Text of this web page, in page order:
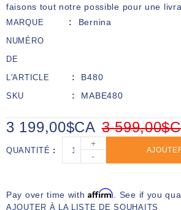
faisons tout notre possible pour une
MARQUE Bernina
NUMÉRO
DE
L'ARTICLE
B480
SKU MABE480
3
3 199,00$CA
QUANTITÉ
+
-
Pay over time withAffirm. See if you
AJOUTER À LA LISTE DE SOUHAITS